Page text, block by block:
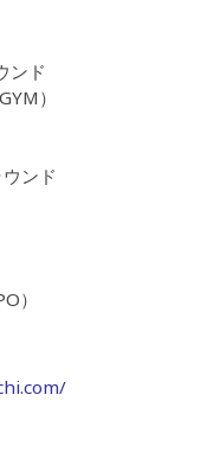
ンド
）
ンド
）